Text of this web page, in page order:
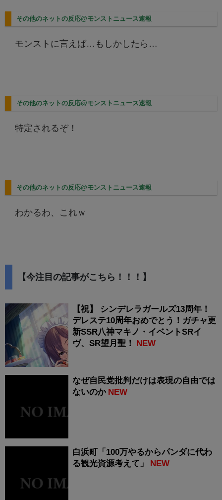
その他のネットの反応@モンストニュース速報
モンストに言えば…もしかしたら…
その他のネットの反応@モンストニュース速報
特定されるぞ！
その他のネットの反応@モンストニュース速報
わかるわ、これｗ
【今注目の記事がこちら！！！】
【祝】 シンデレラガールズ13周年！
デレステ10周年おめでとう！ガチャ更
新SSR八神マキノ・イベントSRイ
ヴ、SR望月聖！
NEW
なぜ自民党批判だけは表現の自由では
ないのか NEW
白浜町「100万やるからパンダに代わ
る観光資源考えて」
NEW